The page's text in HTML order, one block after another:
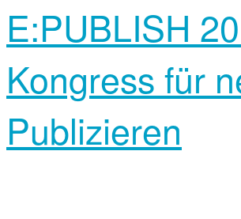
E:PUBLISH
Kongress für
Publizieren